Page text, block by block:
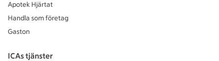
Apotek Hjärtat
Handla som företag
Gaston
ICAs tjänster